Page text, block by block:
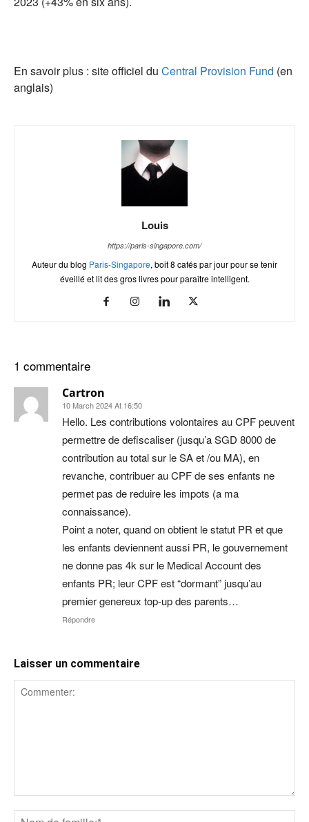
En savoir plus : site officiel du Central Provision Fund (en
anglais)
Louis
https://paris-singapore.com/
Auteur du blog Paris-Singapore, boit 8 cafés par jour pour se tenir
éveillé et lit des gros livres pour paraître intelligent.
1 commentaire
Cartron
10 March 2024 At 16:50
Hello. Les contributions volontaires au CPF peuvent
permettre de defiscaliser (jusqu’a SGD 8000 de
contribution au total sur le SA et /ou MA), en
revanche, contribuer au CPF de ses enfants ne
permet pas de reduire les impots (a ma
connaissance).
Point a noter, quand on obtient le statut PR et que
les enfants deviennent aussi PR, le gouvernement
ne donne pas 4k sur le Medical Account des
enfants PR; leur CPF est “dormant” jusqu’au
premier genereux top-up des parents…
Répondre
Laisser un commentaire